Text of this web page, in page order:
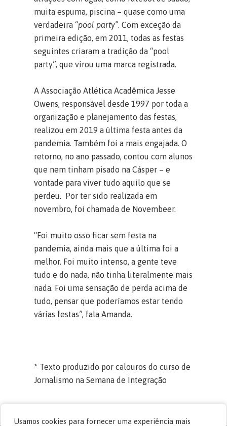
muita espuma, piscina – quase como uma
verdadeira “pool party”. Com exceção da
primeira edição, em 2011, todas as festas
seguintes criaram a tradição da “pool
party”, que virou uma marca registrada.
A Associação Atlética Acadêmica Jesse
Owens, responsável desde 1997 por toda a
organização e planejamento das festas,
realizou em 2019 a última festa antes da
pandemia. Também foi a mais engajada. O
retorno, no ano passado, contou com alunos
que nem tinham pisado na Cásper – e
vontade para viver tudo aquilo que se
perdeu. Por ter sido realizada em
novembro, foi chamada de Novembeer.
“Foi muito osso ficar sem festa na
pandemia, ainda mais que a última foi a
melhor. Foi muito intenso, a gente teve
tudo e do nada, não tinha literalmente mais
nada. Foi uma sensação de perda acima de
tudo, pensar que poderíamos estar tendo
várias festas”, fala Amanda.
* Texto produzido por calouros do curso de
Jornalismo na Semana de Integração
Usamos cookies para fornecer uma experiência mais